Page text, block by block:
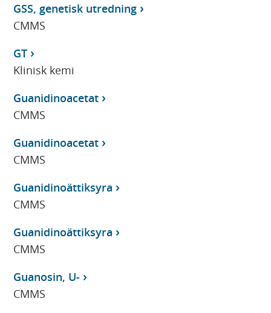
GSS, genetisk utredning
CMMS
GT
Klinisk kemi
Guanidinoacetat
CMMS
Guanidinoacetat
CMMS
Guanidinoättiksyra
CMMS
Guanidinoättiksyra
CMMS
Guanosin, U-
CMMS